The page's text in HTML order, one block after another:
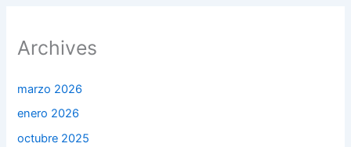
Archives
marzo 2026
enero 2026
octubre 2025